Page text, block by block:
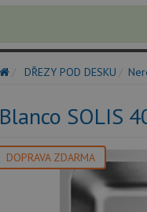
DŘEZY POD DESKU
Blanco SOLIS
DOPRAVA ZDARMA